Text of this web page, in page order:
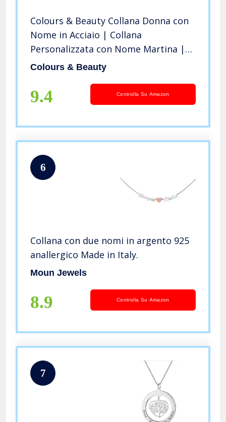
Colours & Beauty Collana Donna con
Nome in Acciaio | Collana
Personalizzata con Nome Martina |
Gioielli con nome: ciondoli
Sottile A Ovali
Colours & Beauty
9.4 Controlla Su Amazon
6
Collana con due nomi in argento 925
anallergico Made in Italy.
Moun Jewels
8.9 Controlla Su Amazon
7